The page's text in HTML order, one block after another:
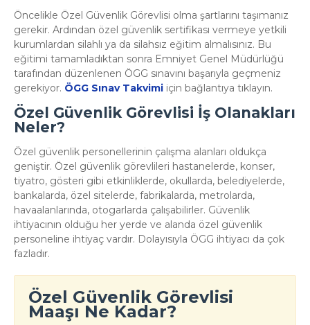
Öncelikle Özel Güvenlik Görevlisi olma şartlarını taşımanız
gerekir. Ardından özel güvenlik sertifikası vermeye yetkili
kurumlardan silahlı ya da silahsız eğitim almalısınız. Bu
eğitimi tamamladıktan sonra Emniyet Genel Müdürlüğü
tarafından düzenlenen ÖGG sınavını başarıyla geçmeniz
gerekiyor. ÖGG Sınav Takvimi için bağlantıya tıklayın.
Özel Güvenlik Görevlisi İş Olanakları
Neler?
Özel güvenlik personellerinin çalışma alanları oldukça
geniştir. Özel güvenlik görevlileri hastanelerde, konser,
tiyatro, gösteri gibi etkinliklerde, okullarda, belediyelerde,
bankalarda, özel sitelerde, fabrikalarda, metrolarda,
havaalanlarında, otogarlarda çalışabilirler. Güvenlik
ihtiyacının olduğu her yerde ve alanda özel güvenlik
personeline ihtiyaç vardır. Dolayısıyla ÖGG ihtiyacı da çok
fazladır.
Özel Güvenlik Görevlisi
Maaşı Ne Kadar?